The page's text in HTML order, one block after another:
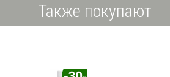
Также покупают